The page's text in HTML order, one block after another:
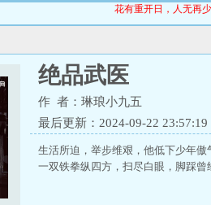
花有重开日，人无再
绝品武医
作 者：琳琅小九五
最后更新：2024-09-22 23:57:19
生活所迫，举步维艰，他低下少年
一双铁拳纵四方，扫尽白眼，脚踩